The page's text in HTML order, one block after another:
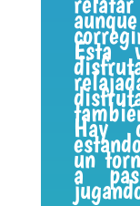
Esta
Hay
un
a